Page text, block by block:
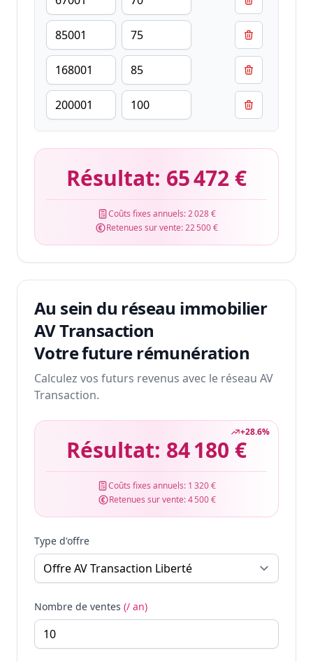
Résultat: 65 472 €
Coûts fixes annuels:2 028 €
Retenues sur vente:22 500 €
Au sein du réseau immobilier
AV Transaction
Votre future rémunération
Calculez vos futurs revenus avec le réseau AV
Transaction.
+28.6%
Résultat: 84 180 €
Coûts fixes annuels: 1 320 €
Retenues sur vente:4 500 €
Type d'offre
Nombre de ventes (/ an)